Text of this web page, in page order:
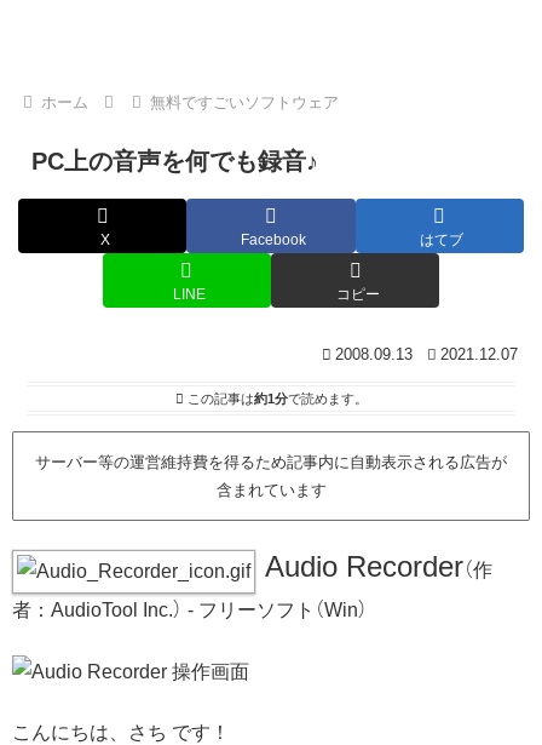
ホーム 無料ですごいソフトウェア
PC上の音声を何でも録音♪
X Facebook はてブ
LINE コピー
2008.09.13 2021.12.07
この記事は約1分で読めます。
サーバー等の運営維持費を得るため記事内に自動表示される広告が
含まれています
Audio Recorder（作
者：AudioTool Inc.） - フリーソフト（Win）
こんにちは、さち です！